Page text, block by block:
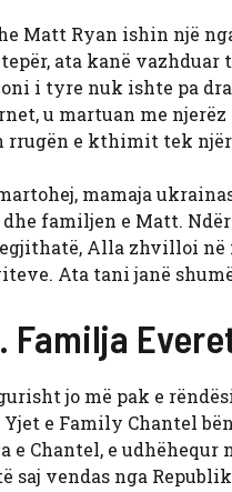
Matt Ryan ishin një
tepër, ata kanë
i tyre nuk ishte pa
u martuan me
rrugën e kthimit tek
mamaja
familjen e Matt.
Alla zhvilloi
Ata tani janë
Familja
jo më pak e
Yjet e Family Chantel
e Chantel, e
saj vendas nga